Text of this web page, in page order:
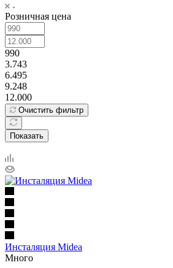
Розничная цена
990
3.743
6.495
9.248
12.000
Очистить фильтр
Показать
Инсталяция Midea
Много